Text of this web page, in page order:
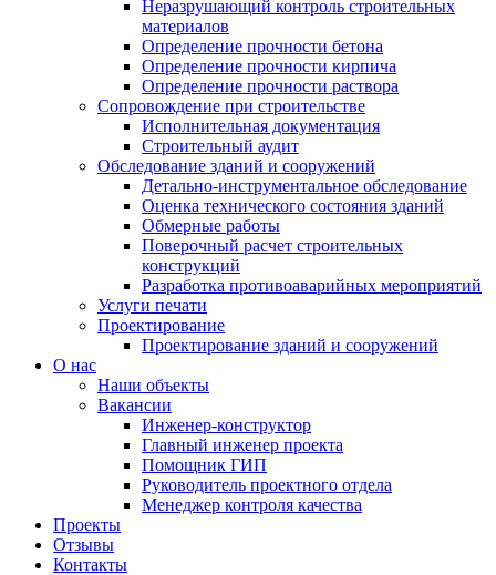
Неразрушающий контроль строительных
материалов
Определение прочности бетона
Определение прочности кирпича
Определение прочности раствора
Сопровождение при строительстве
Исполнительная документация
Строительный аудит
Обследование зданий и сооружений
Детально-инструментальное обследование
Оценка технического состояния зданий
Обмерные работы
Поверочный расчет строительных
конструкций
Разработка противоаварийных мероприятий
Услуги печати
Проектирование
Проектирование зданий и сооружений
О нас
Наши объекты
Вакансии
Инженер-конструктор
Главный инженер проекта
Помощник ГИП
Руководитель проектного отдела
Менеджер контроля качества
Проекты
Отзывы
Контакты